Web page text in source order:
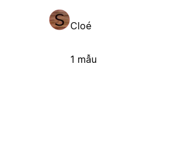
Cloé
1 mẫu